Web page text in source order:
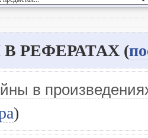
РЕФЕРАТАХ (
в
)